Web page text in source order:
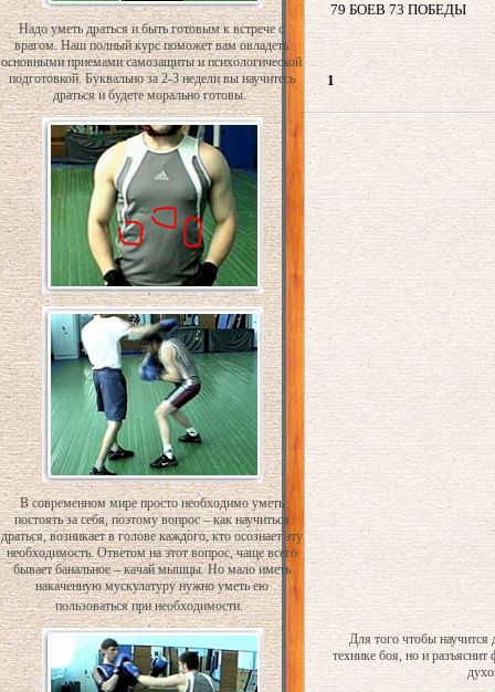
Надо уметь драться и быть готовым к встрече с
врагом. Наш полный курс поможет вам овладеть
основными приемами самозащиты и психологической
подготовкой. Буквально за 2-3 недели вы научитесь
драться и будете морально готовы.
В современном мире просто необходимо уметь
постоять за себя, поэтому вопрос – как научиться
драться, возникает в голове каждого, кто осознает эту
необходимость. Ответом на этот вопрос, чаще всего
бывает банальное – качай мышцы. Но мало иметь
накаченную мускулатуру нужно уметь ею
пользоваться при необходимости.
79 БОЕВ 73 ПОБЕДЫ
1
Для того чтобы научится
технике боя, но и